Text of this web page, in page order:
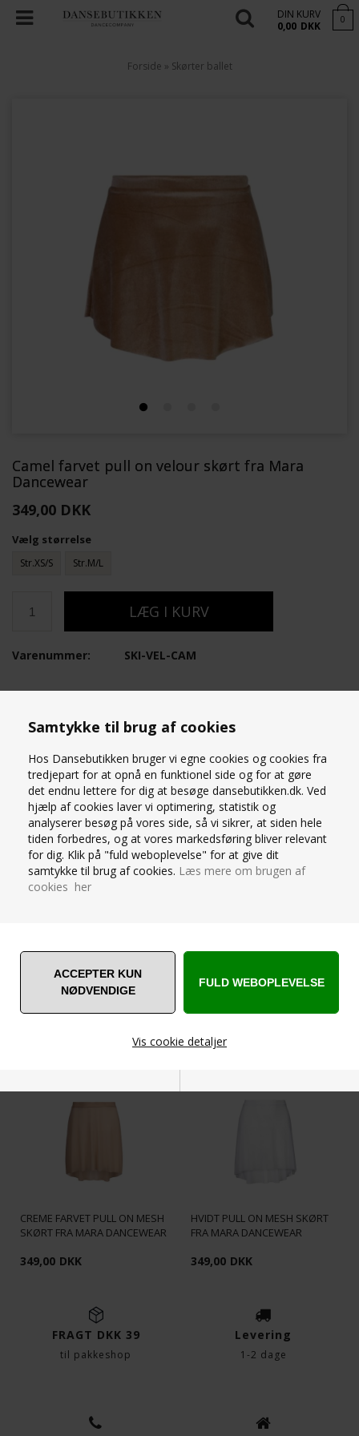
Samtykke til brug af cookies
Hos Dansebutikken bruger vi egne cookies og cookies fra
tredjepart for at opnå en funktionel side og for at gøre
det endnu lettere for dig at besøge dansebutikken.dk. Ved
hjælp af cookies laver vi optimering, statistik og
analyserer besøg på vores side, så vi sikrer, at siden hele
tiden forbedres, og at vores markedsføring bliver relevant
for dig. Klik på "fuld weboplevelse" for at give dit
samtykke til brug af cookies. Læs mere om brugen af
cookies her
Vis cookie detaljer
Nødvendige
DIN KURV
0,00 DKK 0
Forside » Skørter ballet
Camel farvet pull on velour skørt fra Mara
Dancewear
349,00 DKK
Vælg størrelse
Str.XS/S Str.M/L
SKI-VEL-CAM
Varenummer:
Mara Dancewear velour skørt i camel.
Kort skørt i velour er den perfekte tilføjelse til enhver
balletgarderobe.
Det elegante skørt er designet efter komfort og stil med
pull-on linning og flatterende linjer.
90% polyester / 10% elastan
(Alle Mara Dancewear styles leveres i en fin dustbag)
STØRRELSESGUIDE
ANDRE ER VILDE MED... ❤️
CREME FARVET PULL ON MESH
SKØRT FRA MARA DANCEWEAR
349,00 DKK
HVIDT PULL ON MESH SKØRT
FRA MARA DANCEWEAR
349,00 DKK
FRAGT DKK 39
til pakkeshop
Levering
1-2 dage